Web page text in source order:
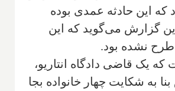
که این حادثه عمدی بوده
گزارش می‌گوید که این
طرح نشده بود.
که یک قاضی دادگاه انتاریو،
به شکایت چهار خانواده بجا